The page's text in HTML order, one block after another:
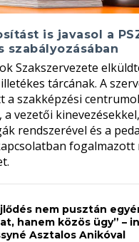
is javasol a
szabályozásában
Szakszervezete
tárcának. A
a szakképzési
a vezetői
rendszerével és a
fogalmazott
nem pusztán
hanem közös ügy” –
Asztalos Anikóval